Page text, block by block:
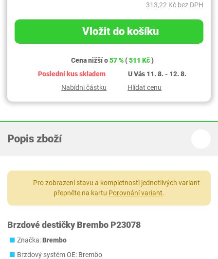
313,22 Kč bez DPH
Vložit do košíku
Cena nižší o57 %(511 Kč)
Poslední kus skladem
U Vás 11. 8. - 12. 8.
Nabídni částku
Hlídat cenu
Popis zboží
Pro zobrazení stavu a kompletnosti jednotlivých variant
přepněte na kartu Porovnání variant.
Brzdové destičky Brembo P23078
Značka:Brembo
Brzdový systém OE: Brembo